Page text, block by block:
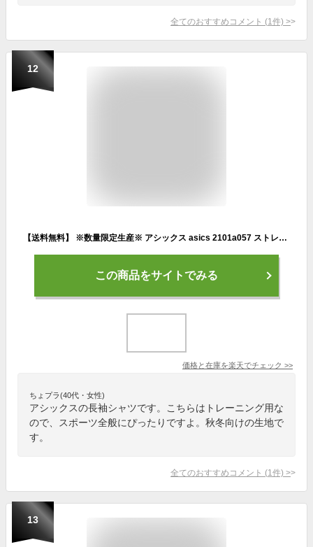
全てのおすすめコメント (1 件) >
12
【送料無料】 ※数量限定生産※ アシックス asics 2101a057 ストレッチ トレーニング トップ サッカー フットサル スポーツ ロンT ロングシャツ 防寒 冬グッズ 裏起毛 部活 クラブ サークル トレーニング ジム フィットネス ジョギング ランニング プレゼント ギフト
この商品をサイトでみる
価格と在庫を楽天でチェック >>
ちょプラ(40代・女性)
アシックスの長袖シャツです。こちらはトレーニング用な
ので、スポーツ全般にぴったりですよ。秋冬向けの生地で
す。
全てのおすすめコメント (1 件) >
13